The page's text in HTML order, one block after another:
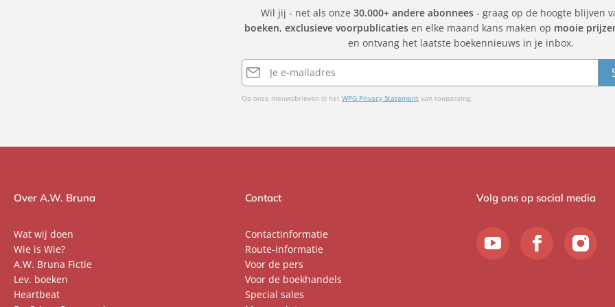
Wil jij - net als onze30.000+ andere abonnees - graag op de hoogte blijven
boeken,exclusieve voorpublicaties en elke maand kans maken op mooie
en ontvang het laatste boekennieuws in je inbox.
E-
mailadres
Op onze nieuwsbrieven is het WPG Privacy Statementvan toepassing.
Over A.W. Bruna
Wat wij doen
Wie is Wie?
A.W. Bruna Fictie
Lev. boeken
Heartbeat
Contact
Contactinformatie
Route-informatie
Voor de pers
Voor de boekhandels
Special sales
Volg ons op social media